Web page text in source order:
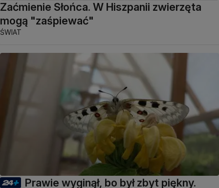
Zaćmienie Słońca. W Hiszpanii zwierzęta
mogą "zaśpiewać"
ŚWIAT
Prawie wyginął, bo był zbyt piękny.